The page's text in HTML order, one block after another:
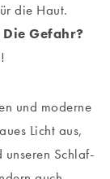
die Haut.
Die Gefahr?
und moderne
Licht aus,
Schlaf-